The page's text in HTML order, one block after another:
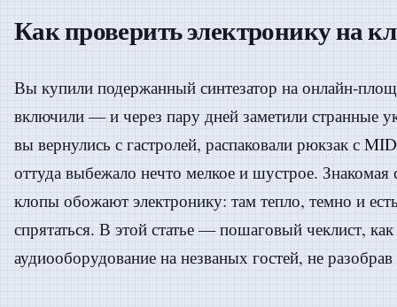
Как проверить электронику на
Вы купили подержанный синтезатор на онлайн-
включили — и через пару дней заметили странные
вы вернулись с гастролей, распаковали рюкзак с
оттуда выбежало нечто мелкое и шустрое. Знакомая
клопы обожают электронику: там тепло, темно и
спрятаться. В этой статье — пошаговый чеклист,
аудиооборудование на незваных гостей, не